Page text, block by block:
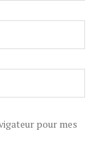
pour mes